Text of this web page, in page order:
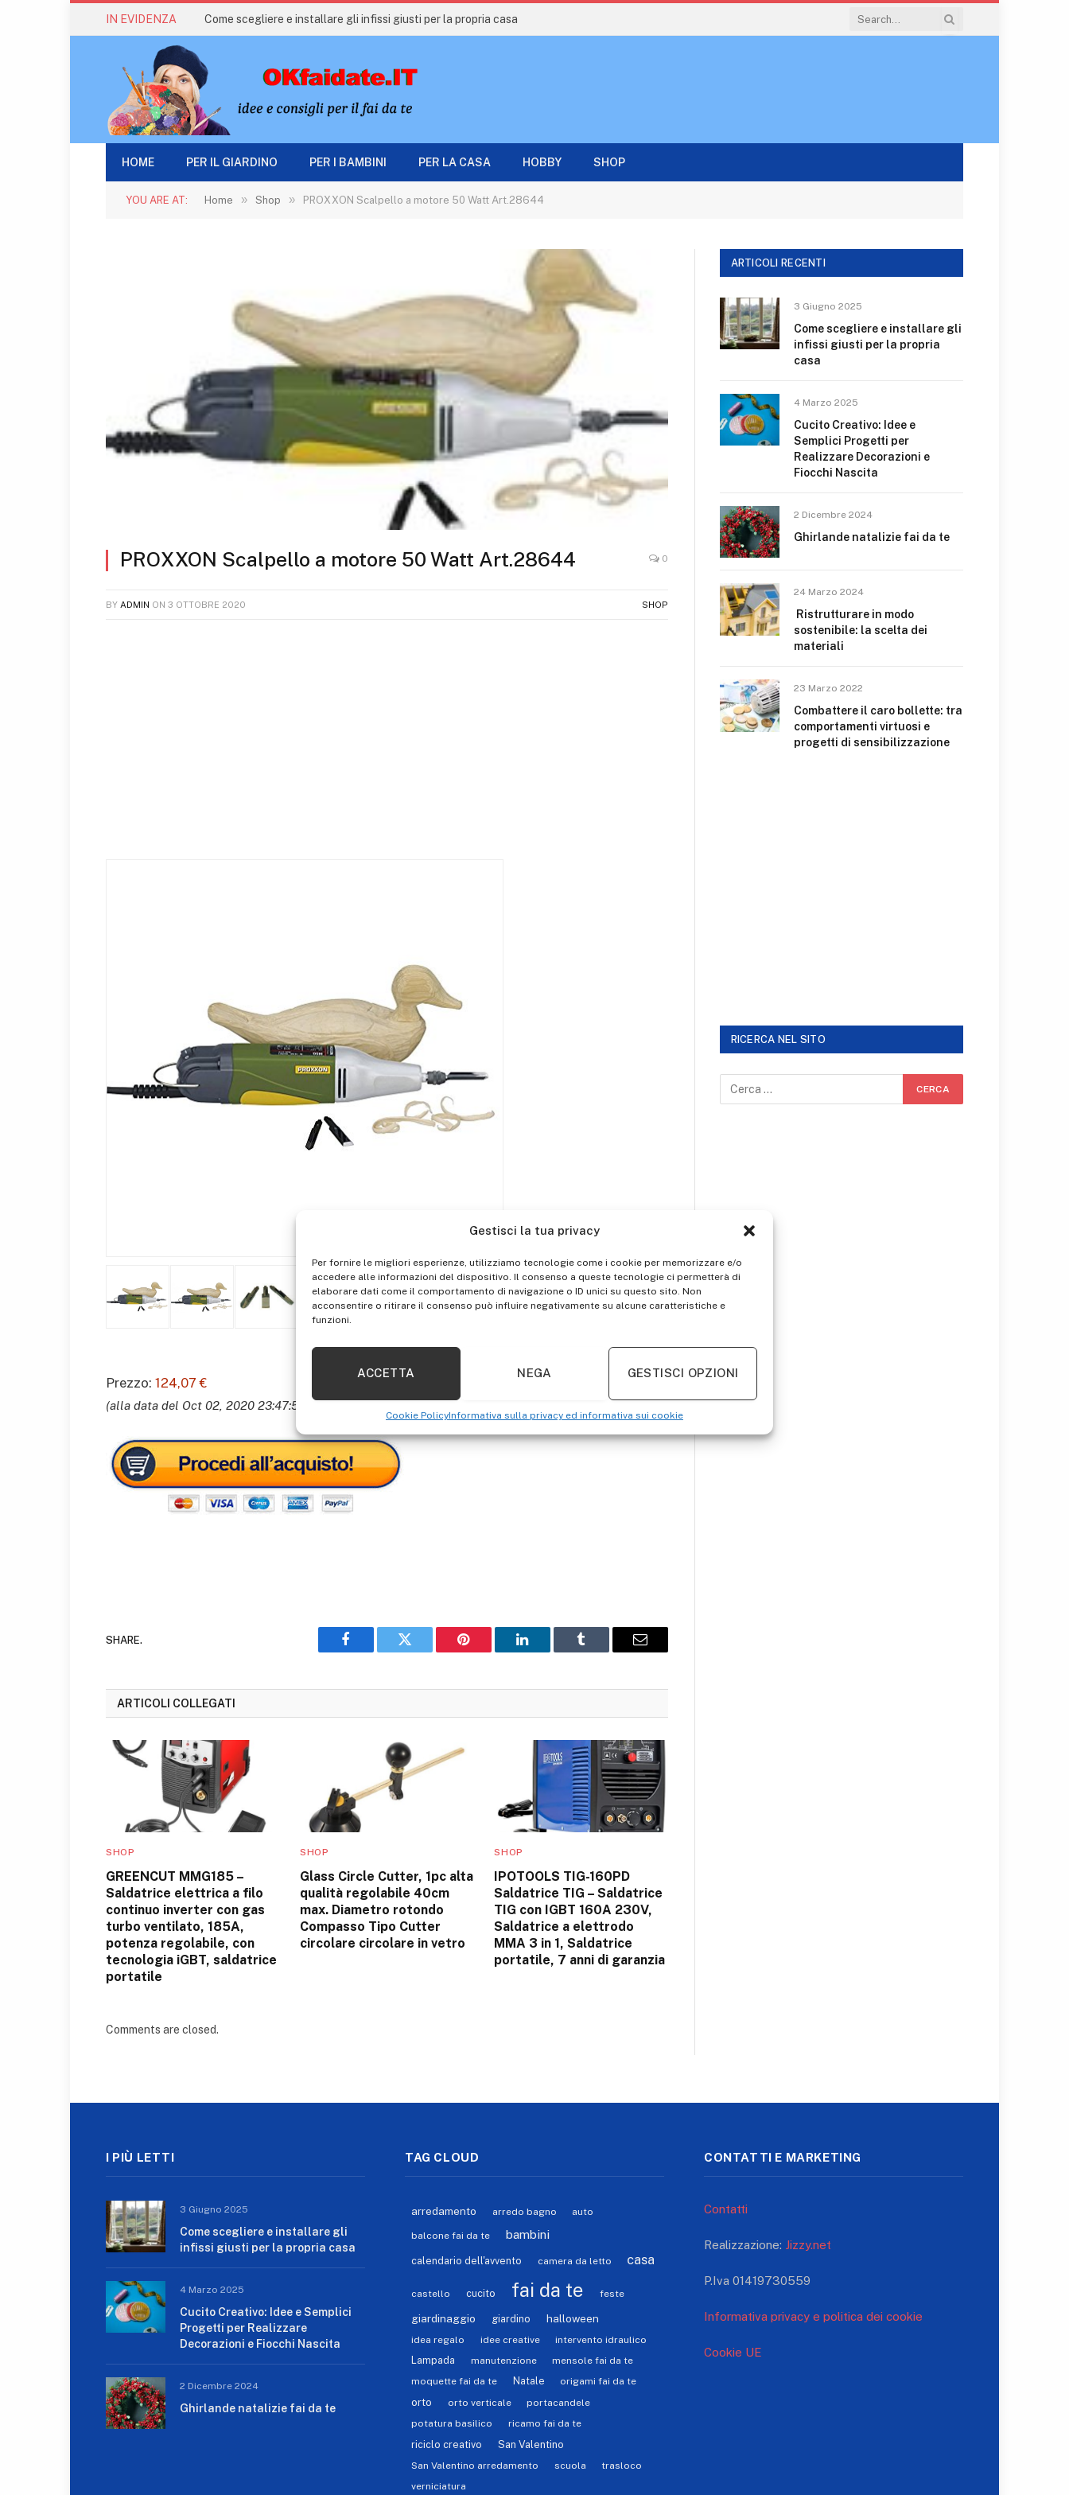
Gestisci la tua privacy
Per fornire le migliori esperienze, utilizziamo tecnologie come i cookie per memorizzare e/o
accedere alle informazioni del dispositivo. Il consenso a queste tecnologie ci permetterà di
elaborare dati come il comportamento di navigazione o ID unici su questo sito. Non
acconsentire o ritirare il consenso può influire negativamente su alcune caratteristiche e
funzioni.
ACCETTA NEGA GESTISCI OPZIONI
Cookie PolicyInformativa sulla privacy ed informativa sui cookie
IN EVIDENZA Come scegliere e installare gli infissi giusti per la propria casa
HOME PER IL GIARDINO PER I BAMBINI PER LA CASA HOBBY SHOP
YOU ARE AT: Home » Shop » PROXXON Scalpello a motore 50 Watt Art.28644
PROXXON Scalpello a motore 50 Watt Art.28644 0
BY ADMIN ON 3 OTTOBRE 2020 SHOP
Prezzo: 124,07 €
(alla data del Oct 02, 2020 23:47:58 UTC –Dettagli)
SHARE.
Facebook Twitter Pinterest LinkedIn Tumblr Email
ARTICOLI COLLEGATI
SHOP
GREENCUT MMG185 –
Saldatrice elettrica a filo
continuo inverter con gas
turbo ventilato, 185A,
potenza regolabile, con
tecnologia iGBT, saldatrice
portatile
SHOP
Glass Circle Cutter, 1pc alta
qualità regolabile 40cm
max. Diametro rotondo
Compasso Tipo Cutter
circolare circolare in vetro
SHOP
IPOTOOLS TIG-160PD
Saldatrice TIG – Saldatrice
TIG con IGBT 160A 230V,
Saldatrice a elettrodo
MMA 3 in 1, Saldatrice
portatile, 7 anni di garanzia
Comments are closed.
ARTICOLI RECENTI
3 Giugno 2025
Come scegliere e installare gli
infissi giusti per la propria
casa
4 Marzo 2025
Cucito Creativo: Idee e
Semplici Progetti per
Realizzare Decorazioni e
Fiocchi Nascita
2 Dicembre 2024
Ghirlande natalizie fai da te
24 Marzo 2024
Ristrutturare in modo
sostenibile: la scelta dei
materiali
23 Marzo 2022
Combattere il caro bollette: tra
comportamenti virtuosi e
progetti di sensibilizzazione
RICERCA NEL SITO
I PIÙ LETTI
3 Giugno 2025
Come scegliere e installare gli
infissi giusti per la propria casa
4 Marzo 2025
Cucito Creativo: Idee e Semplici
Progetti per Realizzare
Decorazioni e Fiocchi Nascita
2 Dicembre 2024
Ghirlande natalizie fai da te
TAG CLOUD
arredamento arredo bagno auto
balcone fai da te bambini
calendario dell'avvento camera da letto casa
castello cucito fai da te feste
giardinaggio giardino halloween
idea regalo idee creative intervento idraulico
Lampada manutenzione
mensole fai da te
moquette fai da te
Natale origami fai da te
orto orto verticale
portacandele
potatura basilico
ricamo fai da te
riciclo creativo San Valentino
San Valentino arredamento scuola
trasloco
verniciatura
CONTATTI E MARKETING
Contatti
Realizzazione: Jizzy.net
P.Iva 01419730559
Informativa privacy e politica dei cookie
Cookie UE